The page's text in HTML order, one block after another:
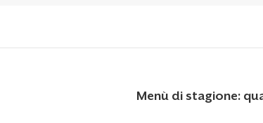
Menù di stagione: